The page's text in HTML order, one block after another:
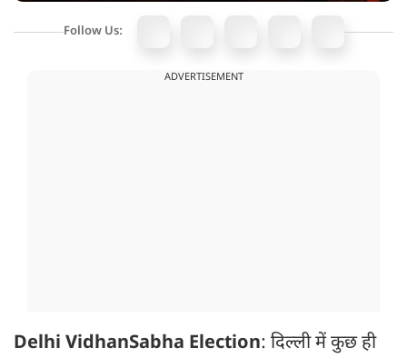
Follow Us:
ADVERTISEMENT
Delhi VidhanSabha Election: दिल्ली में कुछ ही